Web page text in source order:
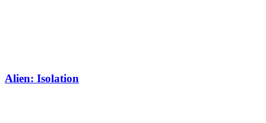
Alien: Isolation